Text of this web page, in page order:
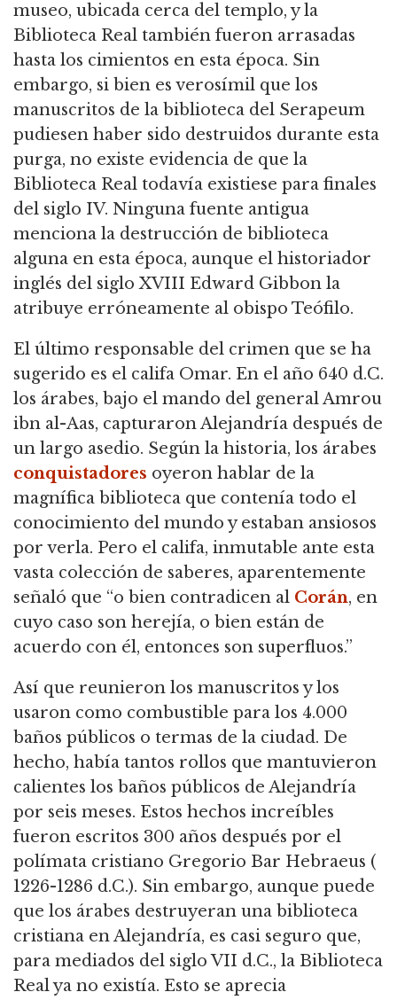
museo, ubicada cerca del templo, y la
Biblioteca Real también fueron arrasadas
hasta los cimientos en esta época. Sin
embargo, si bien es verosímil que los
manuscritos de la biblioteca del Serapeum
pudiesen haber sido destruidos durante esta
purga, no existe evidencia de que la
Biblioteca Real todavía existiese para finales
del siglo IV. Ninguna fuente antigua
menciona la destrucción de biblioteca
alguna en esta época, aunque el historiador
inglés del siglo XVIII Edward Gibbon la
atribuye erróneamente al obispo Teófilo.
El último responsable del crimen que se ha
sugerido es el califa Omar. En el año 640 d.C.
los árabes, bajo el mando del general Amrou
ibn al-Aas, capturaron Alejandría después de
un largo asedio. Según la historia, los árabes
conquistadores oyeron hablar de la
magnífica biblioteca que contenía todo el
conocimiento del mundo y estaban ansiosos
por verla. Pero el califa, inmutable ante esta
vasta colección de saberes, aparentemente
señaló que “o bien contradicen al Corán, en
cuyo caso son herejía, o bien están de
acuerdo con él, entonces son superfluos.”
Así que reunieron los manuscritos y los
usaron como combustible para los 4.000
baños públicos o termas de la ciudad. De
hecho, había tantos rollos que mantuvieron
calientes los baños públicos de Alejandría
por seis meses. Estos hechos increíbles
fueron escritos 300 años después por el
polímata cristiano Gregorio Bar Hebraeus (
1226-1286 d.C.). Sin embargo, aunque puede
que los árabes destruyeran una biblioteca
cristiana en Alejandría, es casi seguro que,
para mediados del siglo VII d.C., la Biblioteca
Real ya no existía. Esto se aprecia